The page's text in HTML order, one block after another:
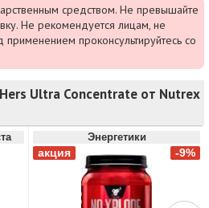
средством. Не превышайте
Не рекомендуется лицам, не
проконсультируйтесь со
Ultra Concentrate от Nutrex
Энергетики